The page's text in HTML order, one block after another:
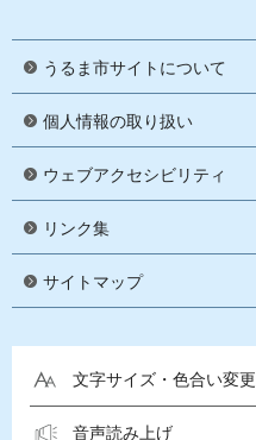
うるま市サイトについて
個人情報の取り扱い
ウェブアクセシビリティ
リンク集
サイトマップ
文字サイズ・色合い変更
音声読み上げ